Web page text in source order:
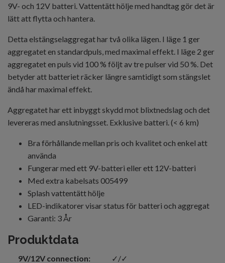
9V- och 12V batteri. Vattentätt hölje med handtag gör det är
lätt att flytta och hantera.
Detta elstängselaggregat har två olika lägen. I läge 1 ger
aggregatet en standardpuls, med maximal effekt. I läge 2 ger
aggregatet en puls vid 100 % följt av tre pulser vid 50 %. Det
betyder att batteriet räcker längre samtidigt som stängslet
ändå har maximal effekt.
Aggregatet har ett inbyggt skydd mot blixtnedslag och det
levereras med anslutningsset. Exklusive batteri. (< 6 km)
Bra förhållande mellan pris och kvalitet och enkel att
använda
Fungerar med ett 9V-batteri eller ett 12V-batteri
Med extra kabelsats 005499
Splash vattentätt hölje
LED-indikatorer visar status för batteri och aggregat
Garanti: 3 År
Produktdata
9V/12V connection:
✓/✓